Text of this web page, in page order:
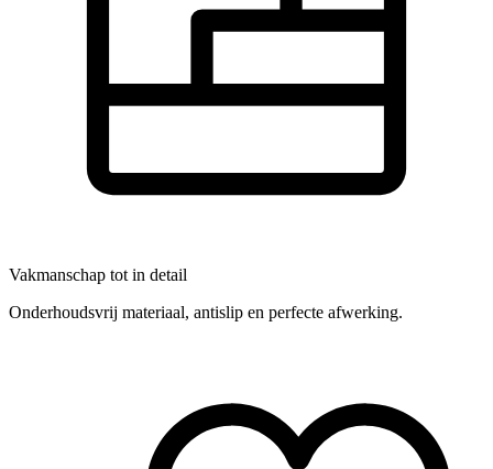
Vakmanschap tot in detail
Onderhoudsvrij materiaal, antislip en perfecte afwerking.